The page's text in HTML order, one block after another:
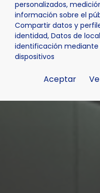
personalizados,
información sobre el
Compartir datos y
identidad, Datos de
identificación
dispositivos
Aceptar